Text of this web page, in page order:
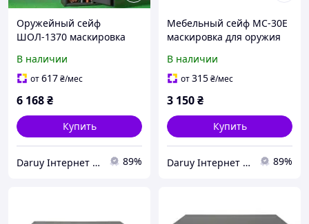
Оружейный сейф
ШОЛ-1370 маскировка
В наличии
от617₴/мес
6 168₴
Купить
Daruy Інтернет Магазин "Туристичне спорядження" 89%
Мебельный сейф МС-30Е
маскировка для оружия
В наличии
от315₴/мес
3 150₴
Купить
Daruy Інтернет Магазин "Туристичне спорядження" 89%